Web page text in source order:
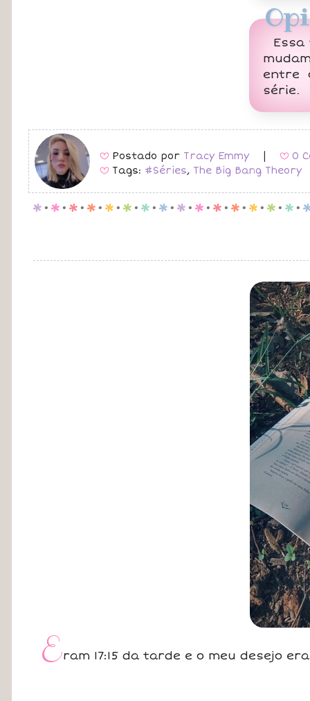
entre
série.
B Postado por Tracy Emmy B 0
B Tags: #Séries, The Big Bang Theory
p . p . p . p . p . p . p . p . p . p . p . p . p . p . p .
Eram 17:15 da tarde e o meu desejo